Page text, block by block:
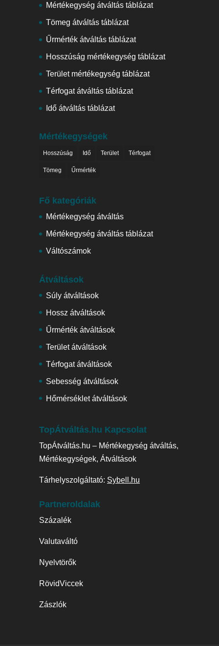
Mértékegység átváltás táblázat
Tömeg átváltás táblázat
Űrmérték átváltás táblázat
Hosszúság mértékegység táblázat
Terület mértékegység táblázat
Térfogat átváltás táblázat
Idő átváltás táblázat
Mértékegységek
Hosszúság Idő Terület Térfogat
Tömeg Űrmérték
Fő kategóriák
Mértékegység átváltás
Mértékegység átváltás táblázat
Váltószámok
Átváltások
Súly átváltások
Hossz átváltások
Űrmérték átváltások
Terület átváltások
Térfogat átváltások
Sebesség átváltások
Hőmérséklet átváltások
TopÁtváltás.hu Kapcsolat
TopÁtváltás.hu – Mértékegység átváltás,
Mértékegységek, Átváltások
Tárhelyszolgáltató: Sybell.hu
Partneroldalak
Százalék
Valutaváltó
Nyelvtörők
RövidViccek
Zászlók